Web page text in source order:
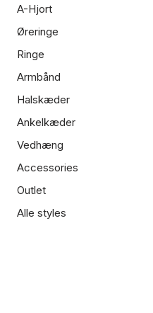
A-Hjort
Øreringe
Ringe
Armbånd
Halskæder
Ankelkæder
Vedhæng
Accessories
Outlet
Alle styles